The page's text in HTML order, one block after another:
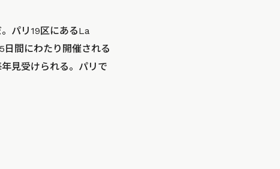
パリ19区にあるLa
間にわたり開催される
見受けられる。パリで